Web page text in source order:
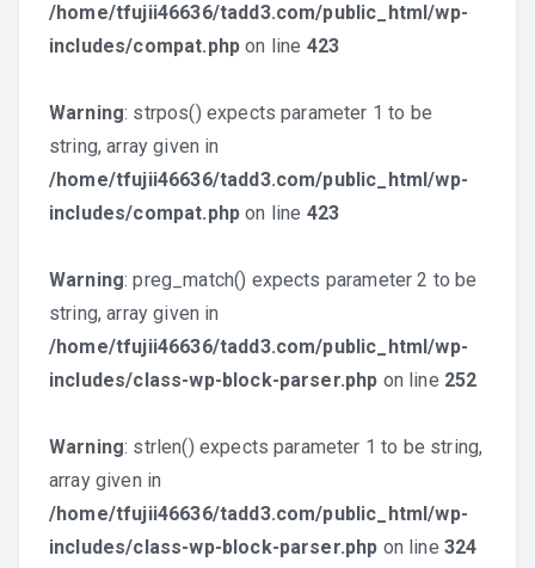
/home/tfujii46636/tadd3.com/public_html/wp-
includes/compat.php on line 423
Warning: strpos() expects parameter 1 to be
string, array given in
/home/tfujii46636/tadd3.com/public_html/wp-
includes/compat.php on line 423
Warning: preg_match() expects parameter 2 to be
string, array given in
/home/tfujii46636/tadd3.com/public_html/wp-
includes/class-wp-block-parser.php on line 252
Warning: strlen() expects parameter 1 to be string,
array given in
/home/tfujii46636/tadd3.com/public_html/wp-
includes/class-wp-block-parser.php on line 324